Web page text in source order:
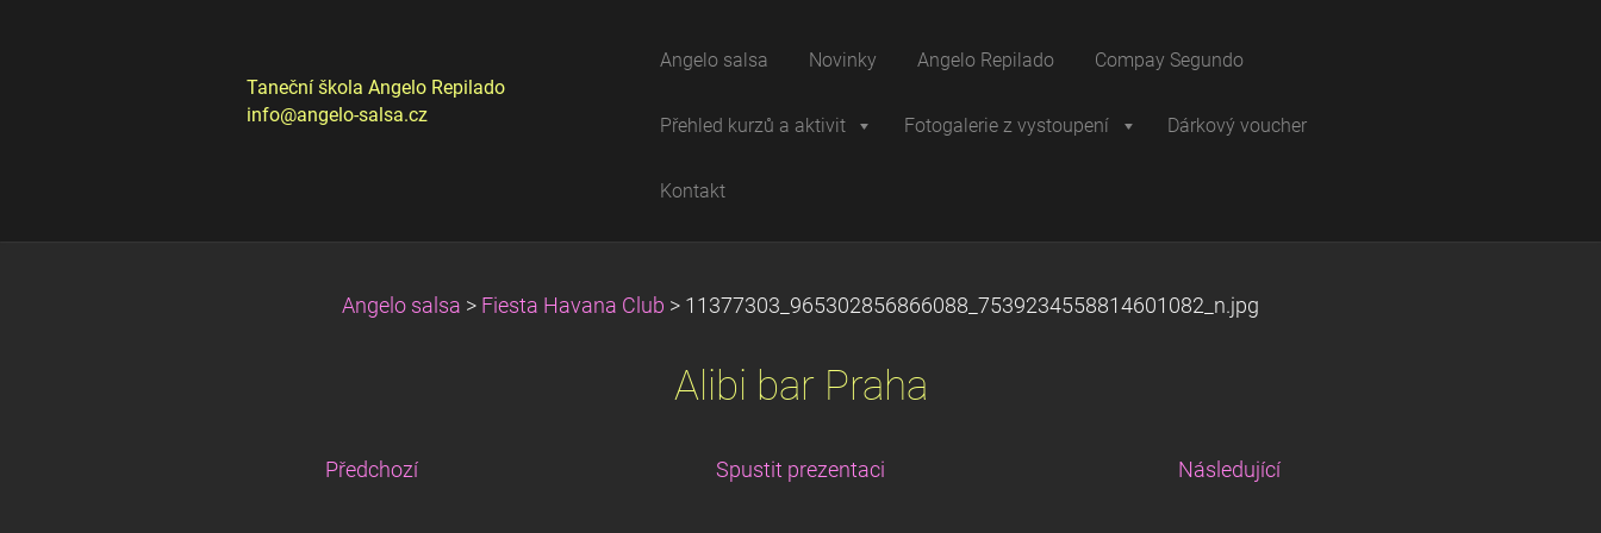
Taneční škola Angelo Repilado
info@angelo-salsa.cz
Angelo salsa Novinky Angelo Repilado Compay Segundo
Přehled kurzů a aktivit Fotogalerie z vystoupení Dárkový voucher
Kontakt
Angelo salsa > Fiesta Havana Club > 11377303_965302856866088_7539234558814601082_n.jpg
Alibi bar Praha
Předchozí Spustit prezentaci Následující